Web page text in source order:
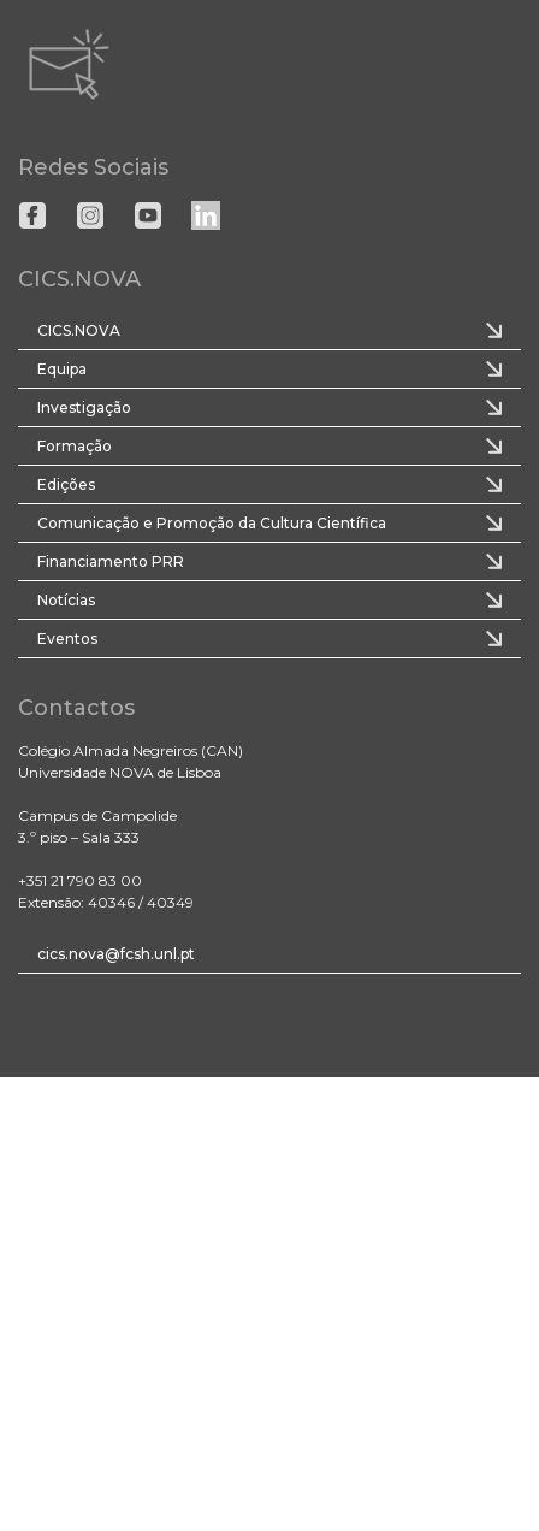
Redes Sociais
CICS.NOVA
CICS.NOVA
Equipa
Investigação
Formação
Edições
Comunicação e Promoção da Cultura Científica
Financiamento PRR
Notícias
Eventos
Contactos
Colégio Almada Negreiros (CAN)
Universidade NOVA de Lisboa
Campus de Campolide
3.º piso – Sala 333
+351 21 790 83 00
Extensão: 40346 / 40349
cics.nova@fcsh.unl.pt